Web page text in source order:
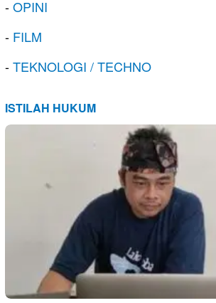
-OPINI
- FILM
-TEKNOLOGI / TECHNO
ISTILAH HUKUM